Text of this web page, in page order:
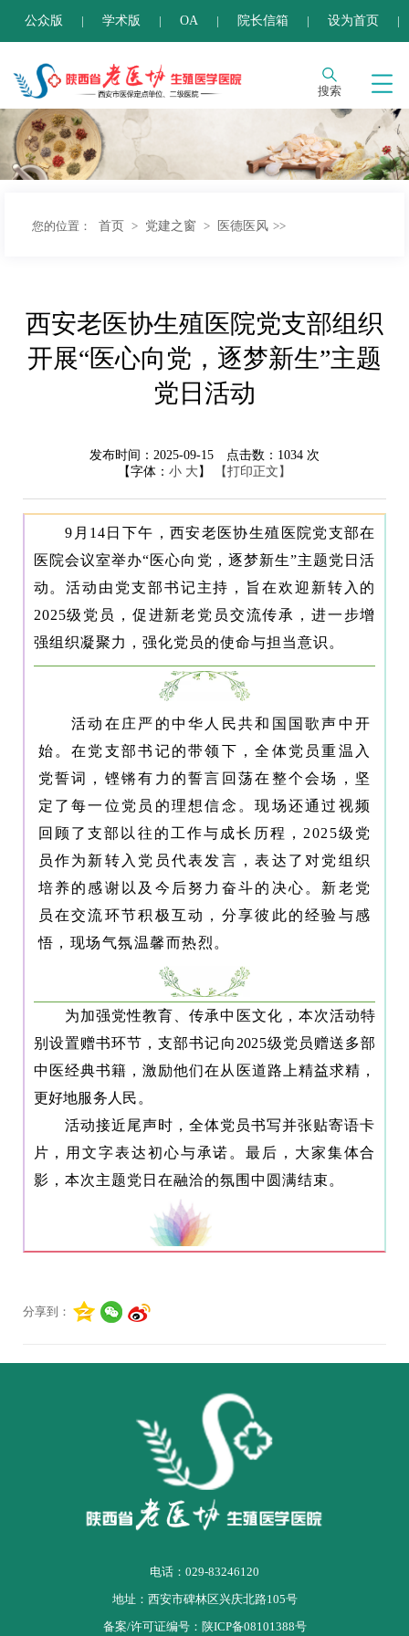
公众版 学术版 OA 院长信箱 设为首页
搜索
您的位置： 首页 > 党建之窗 > 医德医风 >>
西安老医协生殖医院党支部组织
开展“医心向党，逐梦新生”主题
党日活动
发布时间：2025-09-15 点击数： 1034 次
【字体： 小 大 】 【打印正文】
9月14日下午，西安老医协生殖医院党支部在
医院会议室举办“医心向党，逐梦新生”主题党日活
动。活动由党支部书记主持，旨在欢迎新转入的
2025级党员，促进新老党员交流传承，进一步增
强组织凝聚力，强化党员的使命与担当意识。
活动在庄严的中华人民共和国国歌声中开
始。在党支部书记的带领下，全体党员重温入
党誓词，铿锵有力的誓言回荡在整个会场，坚
定了每一位党员的理想信念。现场还通过视频
回顾了支部以往的工作与成长历程，2025级党
员作为新转入党员代表发言，表达了对党组织
培养的感谢以及今后努力奋斗的决心。新老党
员在交流环节积极互动，分享彼此的经验与感
悟，现场气氛温馨而热烈。
为加强党性教育、传承中医文化，本次活动特
别设置赠书环节，支部书记向2025级党员赠送多部
中医经典书籍，激励他们在从医道路上精益求精，
更好地服务人民。
活动接近尾声时，全体党员书写并张贴寄语卡
片，用文字表达初心与承诺。最后，大家集体合
影，本次主题党日在融洽的氛围中圆满结束。
分享到：
电话：029-83246120
地址：西安市碑林区兴庆北路105号
备案/许可证编号： 陕ICP备08101388号